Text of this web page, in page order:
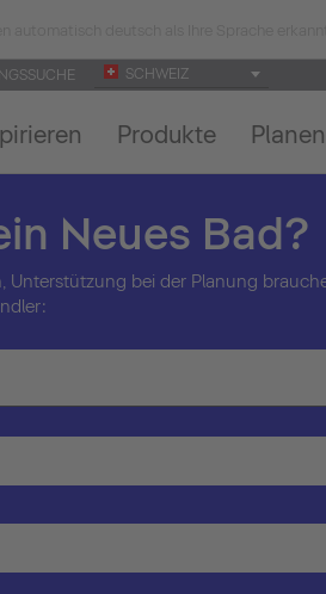
SCHWEIZ
Produkte Planen
Neues Bad?
Unterstützung bei der Planung